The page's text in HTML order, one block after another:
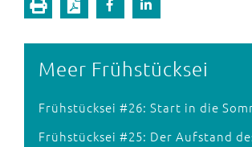
Meer Frühstücksei
Frühstücksei #26: Start in die
Frühstücksei #25: Der Aufstand